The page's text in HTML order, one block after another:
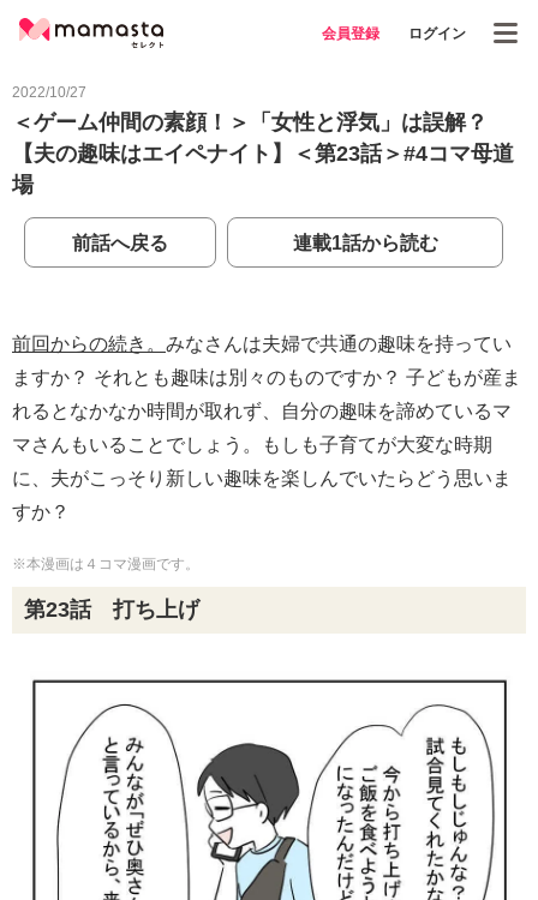
会員登録 ログイン
2022/10/27
＜ゲーム仲間の素顔！＞「女性と浮気」は誤解？
【夫の趣味はエイペナイト】＜第23話＞#4コマ母道
場
前話へ戻る 連載1話から読む
前回からの続き。 みなさんは夫婦で共通の趣味を持ってい
ますか？ それとも趣味は別々のものですか？ 子どもが産ま
れるとなかなか時間が取れず、自分の趣味を諦めているマ
マさんもいることでしょう。もしも子育てが大変な時期
に、夫がこっそり新しい趣味を楽しんでいたらどう思いま
すか？
※本漫画は４コマ漫画です。
第23話 打ち上げ